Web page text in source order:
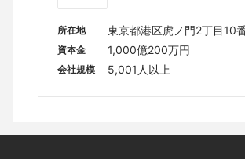
所在地 東京都港区虎ノ門2丁目10
資本金 1,000億200万円
会社規模 5,001人以上